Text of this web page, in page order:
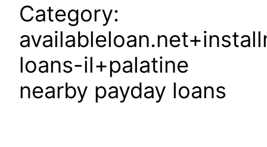
Category:
loans-il+palatine
nearby payday loans